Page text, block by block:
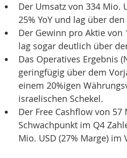
Der Umsatz von 334 Mio.
25% YoY und lag über
Der Gewinn pro Aktie von
lag sogar deutlich über
Das Operatives Ergebnis
geringfügig über dem
einem 20%igen
israelischen Schekel.
Der Free Cashflow von 57
Schwachpunkt im Q4
Mio. USD (27% Marge) im